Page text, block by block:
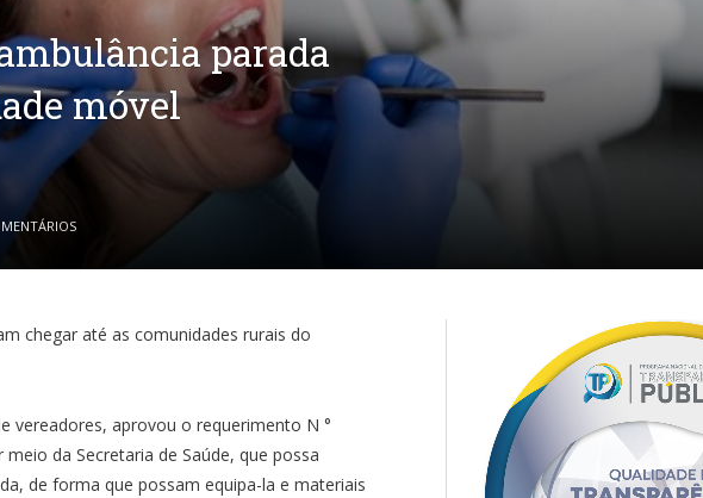
parada
móvel
chegar até as comunidades rurais do
vereadores, aprovou o requerimento N °
da Secretaria de Saúde, que possa
de forma que possam equipa-la e materiais